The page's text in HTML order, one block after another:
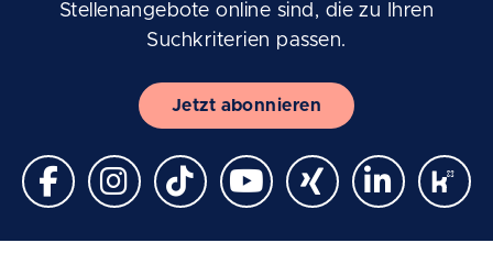
Stellenangebote online sind, die zu Ihren
Suchkriterien passen.
Jetzt abonnieren